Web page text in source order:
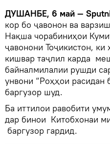
ДУШАНБЕ, 6 май —
кор бо ҷавонон ва
Нақша чорабиниҳои
ҷавонони Тоҷикистон,
кишвар таҷлил карда
байналмилалии рушди
унвони “Роҳҳои расидан
баргузор шуд.
Ба иттилои равобити
дар бинои Китобхонаи
баргузор гардид.